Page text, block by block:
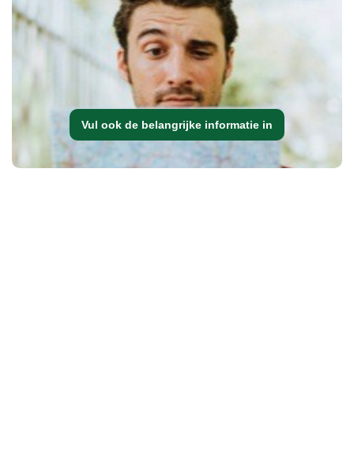
Vul ook de belangrijke informatie in